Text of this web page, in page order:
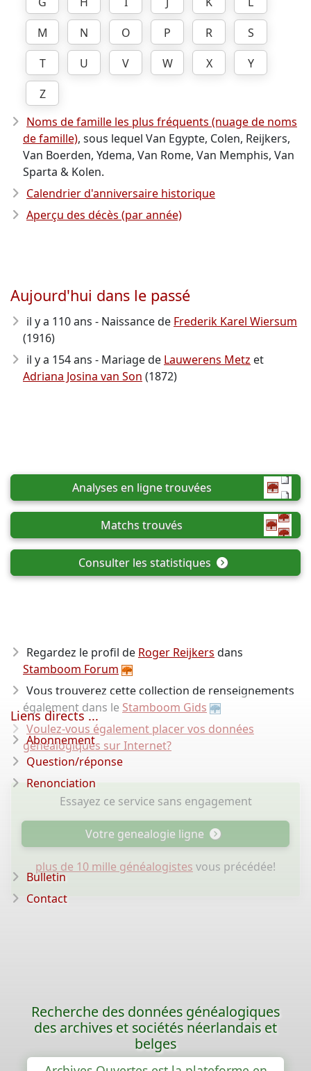
M
N O P R
S
T
U V W X
Y
Z
Noms de famille les plus fréquents (nuage de noms
de famille), sous lequel Van Egypte, Colen, Reijkers,
Van Boerden, Ydema, Van Rome, Van Memphis, Van
Sparta & Kolen.
Calendrier d'anniversaire historique
Aperçu des décès (par année)
Aujourd'hui dans le passé
il y a 110 ans - Naissance de Frederik Karel Wiersum
(1916)
il y a 154 ans - Mariage de Lauwerens Metz et
Adriana Josina van Son (1872)
Analyses en ligne trouvées
Matchs trouvés
Consulter les statistiques
Regardez le profil de Roger Reijkers dans
Stamboom Forum
Vous trouverez cette collection de renseignements
également dans le Stamboom Gids
Voulez-vous également placer vos données
généalogiques sur Internet?
Essayez ce service sans engagement
Votre genealogie ligne
plus de 10 mille généalogistes vous précédée!
Liens directs ...
Abonnement
Question/réponse
Renonciation
Bulletin
Contact
Recherche des données généalogiques
des archives et sociétés néerlandais et
belges